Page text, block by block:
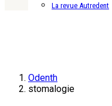
La revue Autredent
Odenth
stomalogie